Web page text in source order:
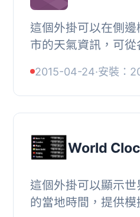
這個外掛可以在側
市的天氣資訊，可從
城市，使用
60,000個城市的...
2015-04-24·安裝：
World
這個外掛可以顯示
的當地時間，提供模